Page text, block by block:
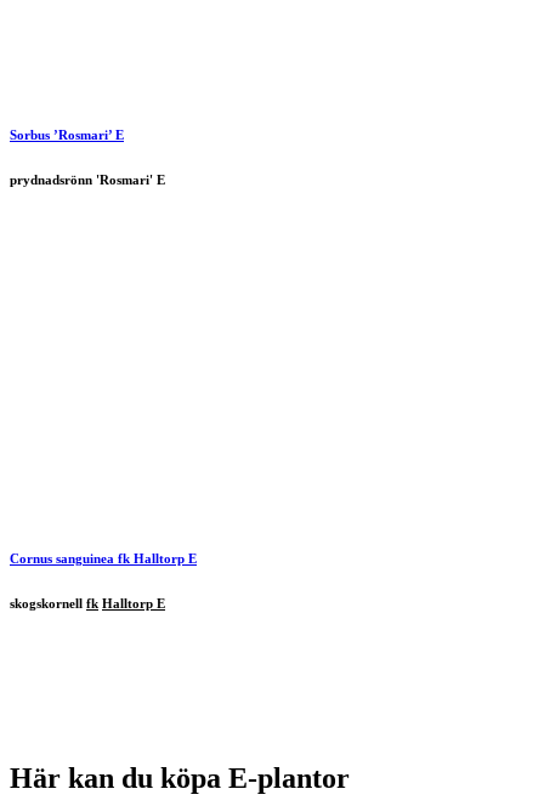
Sorbus ’Rosmari’ E
prydnadsrönn 'Rosmari' E
Cornus sanguinea fk Halltorp E
skogskornell fk Halltorp E
Här kan du köpa E-plantor